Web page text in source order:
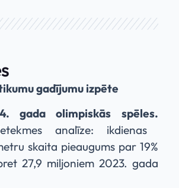
gadījumu izpēte
gada olimpiskās spēles.
analīze: ikdienas
skaita pieaugums par 19%
27,9 miljoniem 2023. gada